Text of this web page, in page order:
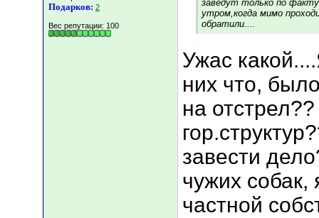
Подарков: 2
Вес репутации: 100
заведут только по
утром,когда мимо
обратили....
Ужас
них что,
на
завести
чужих
частной